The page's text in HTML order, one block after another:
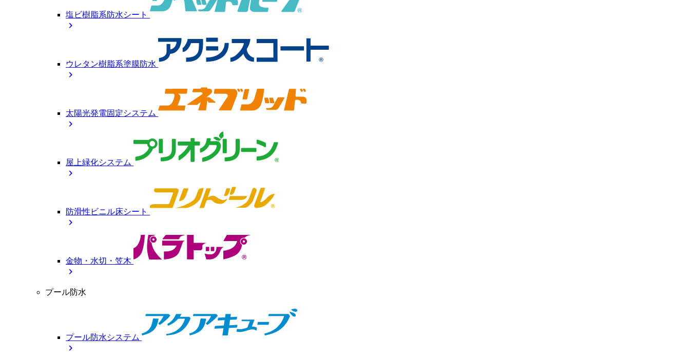
塩ビ樹脂系防水シート
chevron_right
ウレタン樹脂系塗膜防水
chevron_right
太陽光発電固定システム
chevron_right
屋上緑化システム
chevron_right
防滑性ビニル床シート
chevron_right
金物・水切・笠木
chevron_right
プール防水
プール防水システム
chevron_right